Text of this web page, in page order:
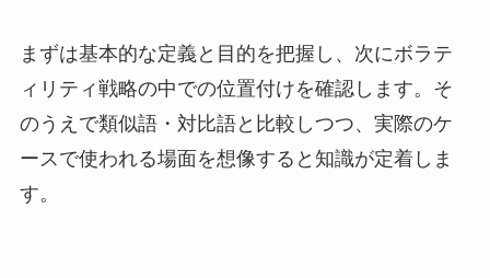
まずは基本的な定義と目的を把握し、次にボラテ
ィリティ戦略の中での位置付けを確認します。そ
のうえで類似語・対比語と比較しつつ、実際のケ
ースで使われる場面を想像すると知識が定着しま
す。